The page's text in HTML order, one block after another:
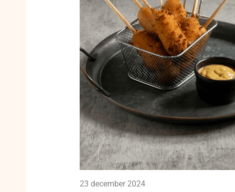
23 december 2024